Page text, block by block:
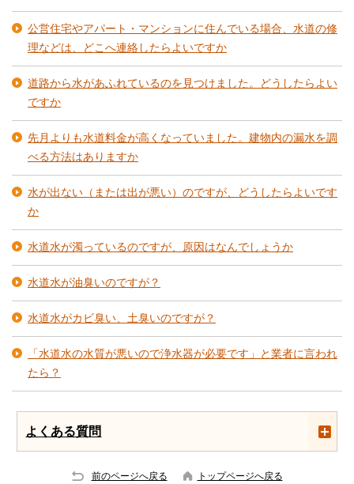
公営住宅やアパート・マンションに住んでいる場合、水道の修
理などは、どこへ連絡したらよいですか
道路から水があふれているのを見つけました。どうしたらよい
ですか
先月よりも水道料金が高くなっていました。建物内の漏水を調
べる方法はありますか
水が出ない（または出が悪い）のですが、どうしたらよいです
か
水道水が濁っているのですが、原因はなんでしょうか
水道水が油臭いのですが？
水道水がカビ臭い、土臭いのですが？
「水道水の水質が悪いので浄水器が必要です」と業者に言われ
たら？
よくある質問
前のページへ戻る トップページへ戻る